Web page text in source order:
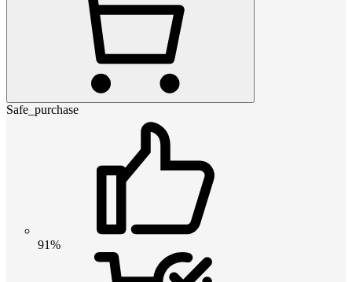
Safe_purchase
91%